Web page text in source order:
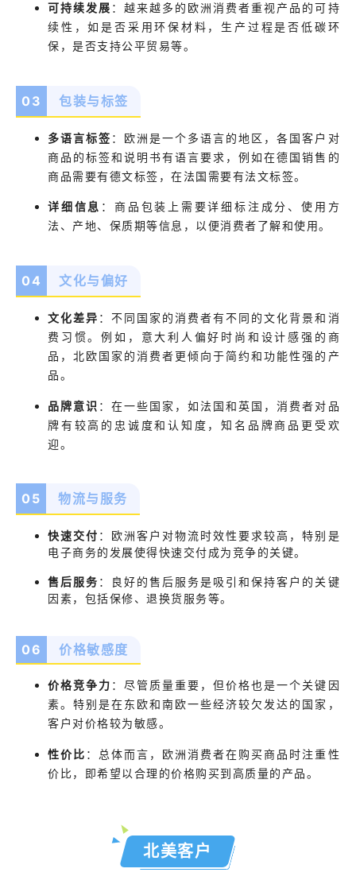
可持续发展 ：越来越多的欧洲消费者重视产品的可持
续性，如是否采用环保材料，生产过程是否低碳环
保，是否支持公平贸易等。
0 3 包装与标签
多语言标签 ：欧洲是一个多语言的地区，各国客户对
商品的标签和说明书有语言要求，例如在德国销售的
商品需要有德文标签，在法国需要有法文标签。
详细信息 ：商品包装上需要详细标注成分、使用方
法、产地、保质期等信息，以便消费者了解和使用。
04 文化与偏好
文化差异 ：不同国家的消费者有不同的文化背景和消
费习惯。例如，意大利人偏好时尚和设计感强的商
品，北欧国家的消费者更倾向于简约和功能性强的产
品。
品牌意识 ：在一些国家，如法国和英国，消费者对品
牌有较高的忠诚度和认知度，知名品牌商品更受欢
迎。
05 物流与服务
快速交付 ：欧洲客户对物流时效性要求较高，特别是
电子商务的发展使得快速交付成为竞争的关键。
售后服务 ：良好的售后服务是吸引和保持客户的关键
因素，包括保修、退换货服务等。
06 价格敏感度
价格竞争力 ：尽管质量重要，但价格也是一个关键因
素。特别是在东欧和南欧一些经济较欠发达的国家，
客户对价格较为敏感。
性价比 ：总体而言，欧洲消费者在购买商品时注重性
价比，即希望以合理的价格购买到高质量的产品。
北美客户